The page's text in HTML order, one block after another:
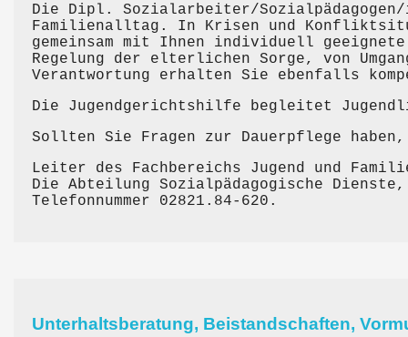
Die Dipl. Sozialarbeiter/
Familienalltag. In Krisen und
gemeinsam mit Ihnen individuell
Regelung der elterlichen Sorge, von
Verantwortung erhalten Sie ebenfalls
Die Jugendgerichtshilfe begleitet
Sollten Sie Fragen zur Dauerpflege
Leiter des Fachbereichs Jugend und
Die Abteilung Sozialpädagogische
Telefonnummer 02821.84-620.
Unterhaltsberatung, Beistandschaften,